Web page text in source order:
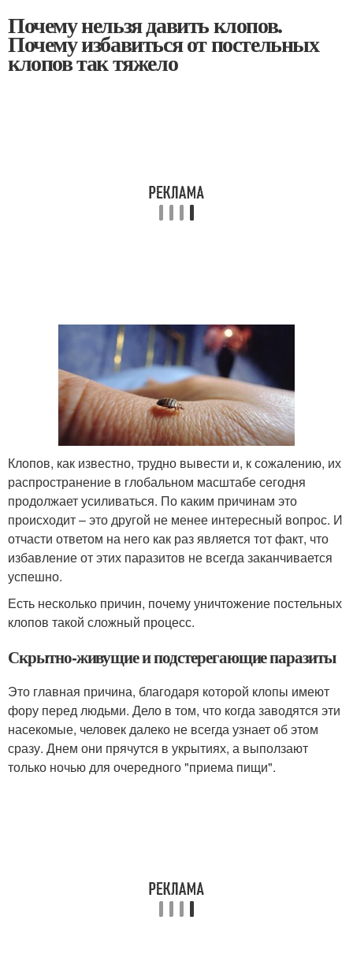
Почему нельзя давить клопов.
Почему избавиться от постельных
клопов так тяжело
Клопов, как известно, трудно вывести и, к сожалению, их
распространение в глобальном масштабе сегодня
продолжает усиливаться. По каким причинам это
происходит – это другой не менее интересный вопрос. И
отчасти ответом на него как раз является тот факт, что
избавление от этих паразитов не всегда заканчивается
успешно.
Есть несколько причин, почему уничтожение постельных
клопов такой сложный процесс.
Скрытно-живущие и подстерегающие паразиты
Это главная причина, благодаря которой клопы имеют
фору перед людьми. Дело в том, что когда заводятся эти
насекомые, человек далеко не всегда узнает об этом
сразу. Днем они прячутся в укрытиях, а выползают
только ночью для очередного "приема пищи".